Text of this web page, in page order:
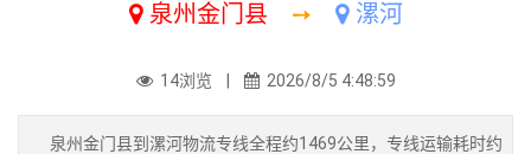
泉州金门县 ➙ 漯河
14浏览 | 2026/8/5 4:48:59
泉州金门县到漯河物流专线全程约1469公里，专线运输耗时约